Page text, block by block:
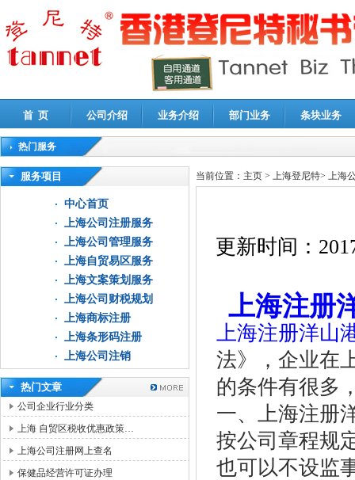
首 页 公司介绍 业务介绍 部门业务 条块业务
热门服务
高新技术企业认定审计|企业所得税汇算清缴申报鉴证
服务项目
中心首页
上海公司注册服务
上海公司管理服务
上海自贸易区服务
上海文案策划服务
上海公司财税规划
上海商标注册
上海条形码注册
上海公司注销
热门文章
公司企业行业分类
上海 自贸区税收优惠政策…
上海公司注册网上查名
保健品经营许可证办理
当前位置： 主页 > 上海登尼特> 上海
更新时间：
上海注册
上海注册洋山
法》，企业在
的条件有很多
一、上海注册
按公司章程规
也可以不设监